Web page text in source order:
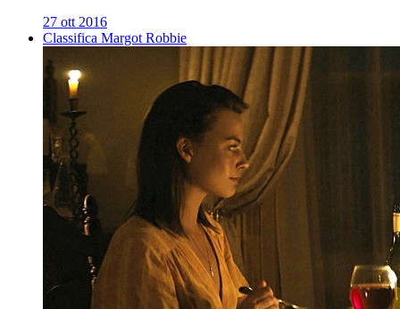
27 ott 2016
Classifica Margot Robbie